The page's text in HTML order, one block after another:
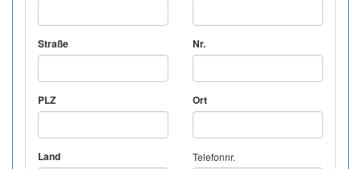
Straße Nr.
PLZ Ort
Land Telefonnr.